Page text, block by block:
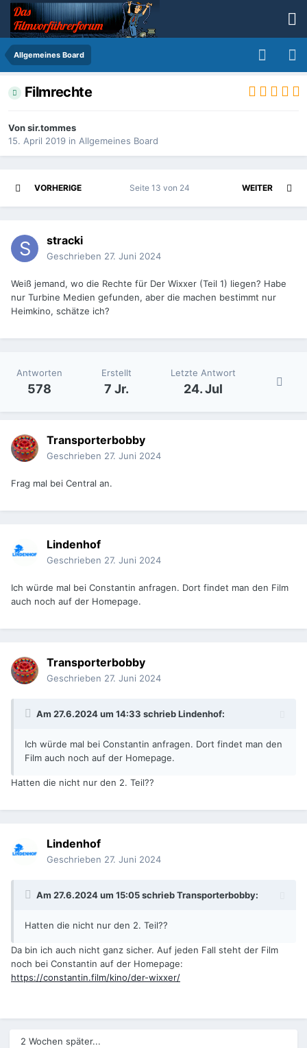
Allgemeines Board
Filmrechte
Vonsir.tommes
15. April 2019 in Allgemeines Board
VORHERIGE WEITER
Seite 13 von 24
stracki
Geschrieben 27. Juni 2024
Weiß jemand, wo die Rechte für Der Wixxer (Teil 1) liegen? Habe
nur Turbine Medien gefunden, aber die machen bestimmt nur
Heimkino, schätze ich?
Antworten
578
Erstellt
7 Jr.
Letzte Antwort
24. Jul
Transporterbobby
Geschrieben 27. Juni 2024
Frag mal bei Central an.
Lindenhof
Geschrieben 27. Juni 2024
Ich würde mal bei Constantin anfragen. Dort findet man den Film
auch noch auf der Homepage.
Transporterbobby
Geschrieben 27. Juni 2024
Am 27.6.2024 um 14:33 schriebLindenhof:
Ich würde mal bei Constantin anfragen. Dort findet man den
Film auch noch auf der Homepage.
Hatten die nicht nur den 2. Teil??
Lindenhof
Geschrieben 27. Juni 2024
Am 27.6.2024 um 15:05 schriebTransporterbobby:
Hatten die nicht nur den 2. Teil??
Da bin ich auch nicht ganz sicher. Auf jeden Fall steht der Film
noch bei Constantin auf der Homepage:
https://constantin.film/kino/der-wixxer/
2 Wochen später...